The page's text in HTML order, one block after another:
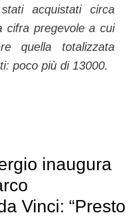
acquistati circa
cifra pregevole a cui
quella totalizzata
poco più di 13000.
inaugura
Vinci: “Presto